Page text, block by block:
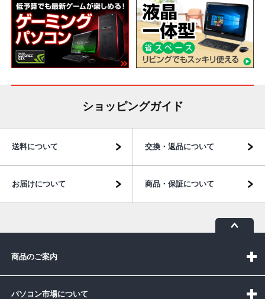
ショッピングガイド
送料について 交換・返品について
お届けについて 商品・保証について
商品のご案内
パソコン市場について